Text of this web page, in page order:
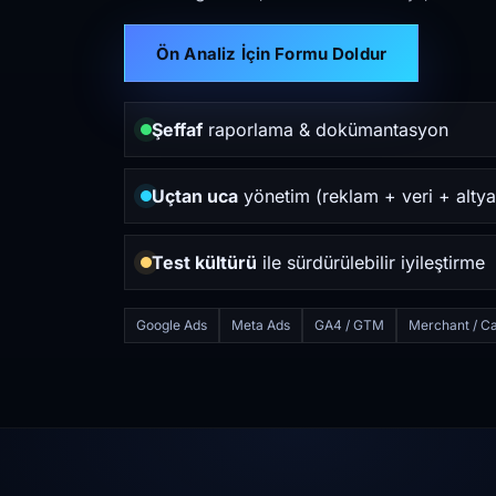
Ön Analiz İçin Formu Doldur
Şeffafraporlama & dokümantasyon
Uçtan uca yönetim (reklam + veri +
Test kültürü ile sürdürülebilir iyileştirme
Google Ads Meta Ads GA4 / GTM Merchant /